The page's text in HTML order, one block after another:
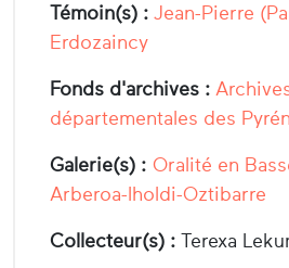
Témoin(s) : Jean-Pierre
Erdozaincy
Fonds d'archives :
départementales des
Galerie(s) : Oralité en
Arberoa-Iholdi-Oztibarre
Collecteur(s) : Terexa